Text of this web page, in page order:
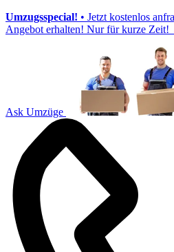
Umzugsspecial! • Jetzt kostenlos
Angebot erhalten! Nur für kurze Zeit!
Ask Umzüge